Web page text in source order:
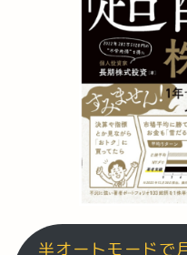
半オートモードで